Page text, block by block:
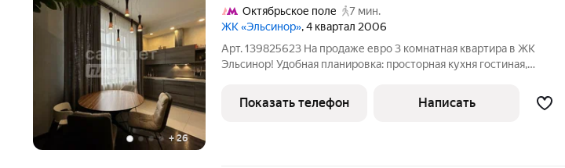
+26
Октябрьское поле
7 мин.
ЖК «Эльсинор», 4 квартал 2006
Арт. 139825623 На продаже евро 3 комнатная квартира в ЖК
Эльсинор! Удобная планировка: просторная кухня гостиная,
гостевым санузлом. Из окон открывается вид на Триумф Палас,
ВЭБ арену и городской
Показать телефон Написать